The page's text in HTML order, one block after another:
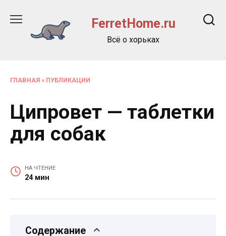
содержанию
FerretHome.ru
Всё о хорьках
ГЛАВНАЯ » ПУБЛИКАЦИИ
Ципровет — таблетки
для собак
НА ЧТЕНИЕ
24 мин
Содержание